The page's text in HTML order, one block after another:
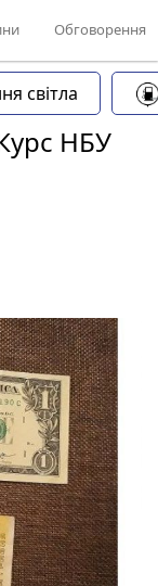
Обговорення
світла
НБУ